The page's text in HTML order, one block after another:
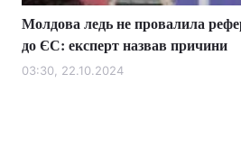
Молдова ледь не провалила
до ЄС: експерт назвав причини
03:30, 22.10.2024